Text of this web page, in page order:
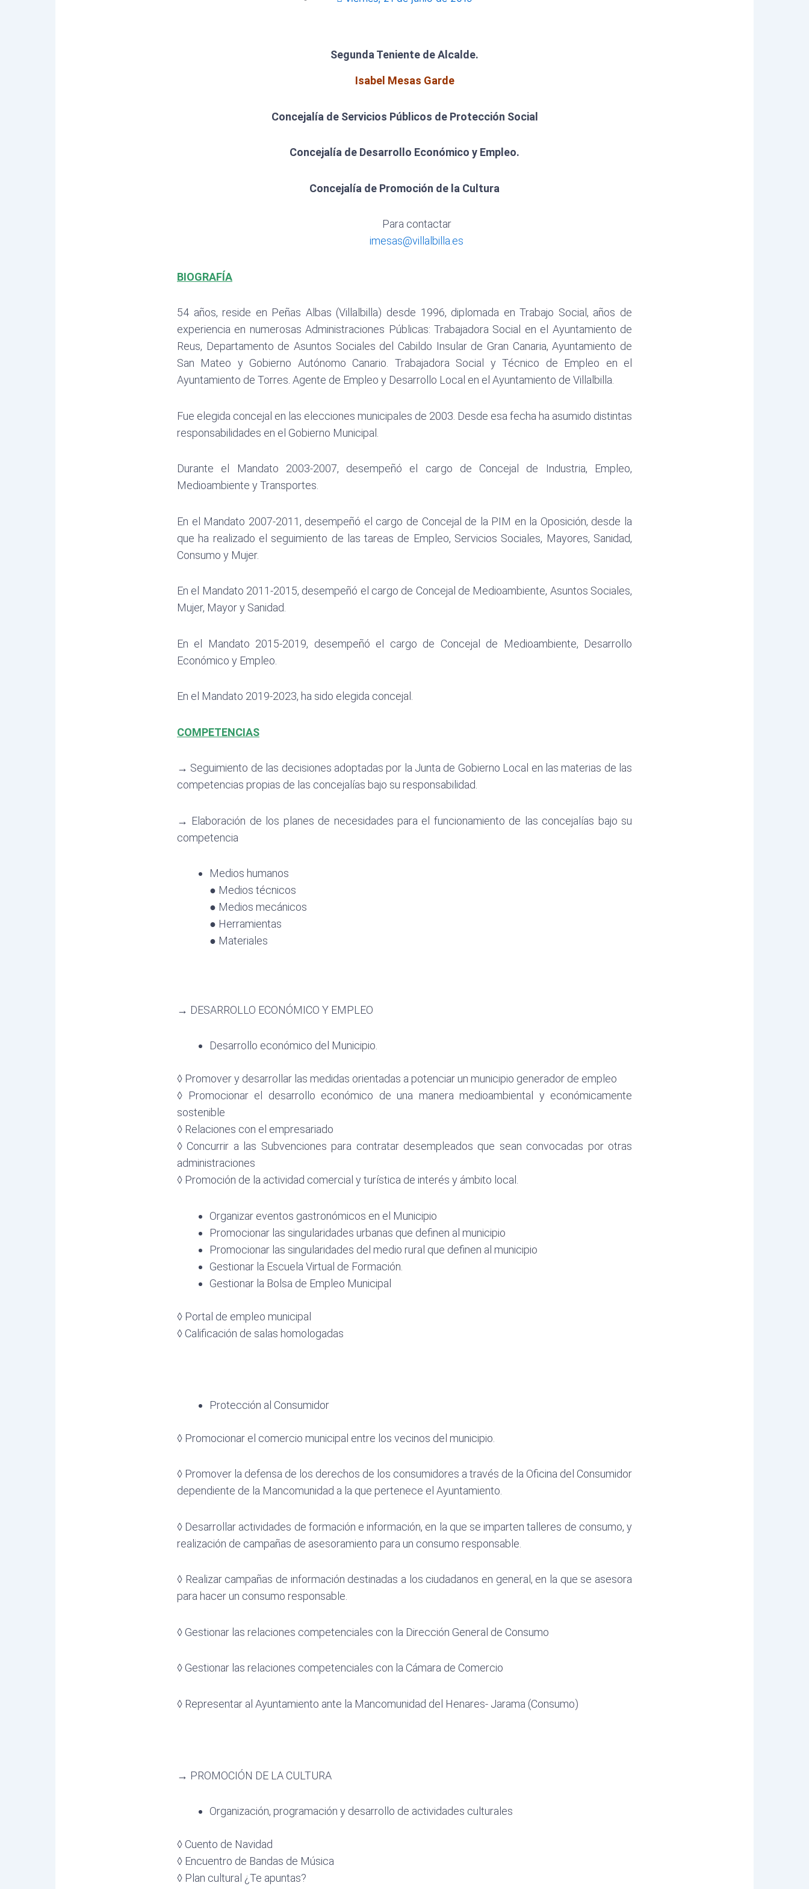
Segunda Teniente de Alcalde.
Isabel Mesas Garde
Concejalía de Servicios Públicos de Protección Social
Concejalía de Desarrollo Económico y Empleo.
Concejalía de Promoción de la Cultura
Para contactar
imesas@villalbilla.es
BIOGRAFÍA
54 años, reside en Peñas Albas (Villalbilla) desde 1996, diplomada en Trabajo Social, años de
experiencia en numerosas Administraciones Públicas: Trabajadora Social en el Ayuntamiento de
Reus, Departamento de Asuntos Sociales del Cabildo Insular de Gran Canaria, Ayuntamiento de
San Mateo y Gobierno Autónomo Canario. Trabajadora Social y Técnico de Empleo en el
Ayuntamiento de Torres. Agente de Empleo y Desarrollo Local en el Ayuntamiento de Villalbilla.
Fue elegida concejal en las elecciones municipales de 2003. Desde esa fecha ha asumido distintas
responsabilidades en el Gobierno Municipal.
Durante el Mandato 2003-2007, desempeñó el cargo de Concejal de Industria, Empleo,
Medioambiente y Transportes.
En el Mandato 2007-2011, desempeñó el cargo de Concejal de la PIM en la Oposición, desde la
que ha realizado el seguimiento de las tareas de Empleo, Servicios Sociales, Mayores, Sanidad,
Consumo y Mujer.
En el Mandato 2011-2015, desempeñó el cargo de Concejal de Medioambiente, Asuntos Sociales,
Mujer, Mayor y Sanidad.
En el Mandato 2015-2019, desempeñó el cargo de Concejal de Medioambiente, Desarrollo
Económico y Empleo.
En el Mandato 2019-2023, ha sido elegida concejal.
COMPETENCIAS
→ Seguimiento de las decisiones adoptadas por la Junta de Gobierno Local en las materias de las
competencias propias de las concejalías bajo su responsabilidad.
→ Elaboración de los planes de necesidades para el funcionamiento de las concejalías bajo su
competencia
Medios humanos
● Medios técnicos
● Medios mecánicos
● Herramientas
● Materiales
→ DESARROLLO ECONÓMICO Y EMPLEO
Desarrollo económico del Municipio.
◊ Promover y desarrollar las medidas orientadas a potenciar un municipio generador de empleo
◊ Promocionar el desarrollo económico de una manera medioambiental y económicamente
sostenible
◊ Relaciones con el empresariado
◊ Concurrir a las Subvenciones para contratar desempleados que sean convocadas por otras
administraciones
◊ Promoción de la actividad comercial y turística de interés y ámbito local.
Organizar eventos gastronómicos en el Municipio
Promocionar las singularidades urbanas que definen al municipio
Promocionar las singularidades del medio rural que definen al municipio
Gestionar la Escuela Virtual de Formación.
Gestionar la Bolsa de Empleo Municipal
◊ Portal de empleo municipal
◊ Calificación de salas homologadas
Protección al Consumidor
◊ Promocionar el comercio municipal entre los vecinos del municipio.
◊ Promover la defensa de los derechos de los consumidores a través de la Oficina del Consumidor
dependiente de la Mancomunidad a la que pertenece el Ayuntamiento.
◊ Desarrollar actividades de formación e información, en la que se imparten talleres de consumo, y
realización de campañas de asesoramiento para un consumo responsable.
◊ Realizar campañas de información destinadas a los ciudadanos en general, en la que se asesora
para hacer un consumo responsable.
◊ Gestionar las relaciones competenciales con la Dirección General de Consumo
◊ Gestionar las relaciones competenciales con la Cámara de Comercio
◊ Representar al Ayuntamiento ante la Mancomunidad del Henares- Jarama (Consumo)
→ PROMOCIÓN DE LA CULTURA
Organización, programación y desarrollo de actividades culturales
◊ Cuento de Navidad
◊ Encuentro de Bandas de Música
◊ Plan cultural ¿Te apuntas?